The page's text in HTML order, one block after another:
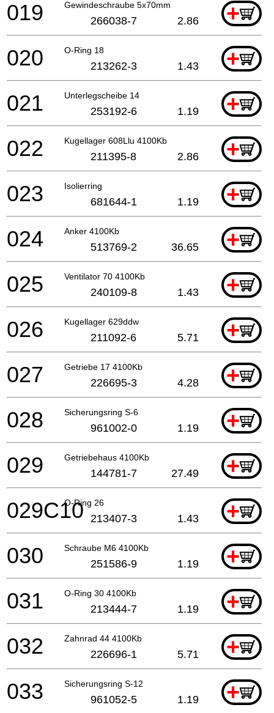
Gewindeschraube 5x70mm +
019 266038-7 2.86
O-Ring 18 +
020 213262-3 1.43
Unterlegscheibe 14 +
021 253192-6 1.19
Kugellager 608Llu 4100Kb +
022 211395-8 2.86
Isolierring +
023 681644-1 1.19
Anker 4100Kb +
024 513769-2 36.65
Ventilator 70 4100Kb +
025 240109-8 1.43
Kugellager 629ddw +
026 211092-6 5.71
Getriebe 17 4100Kb +
027 226695-3 4.28
Sicherungsring S-6 +
028 961002-0 1.19
Getriebehaus 4100Kb +
029 144781-7 27.49
O-Ring 26 +
029C10 213407-3 1.43
Schraube M6 4100Kb +
030 251586-9 1.19
O-Ring 30 4100Kb +
031 213444-7 1.19
Zahnrad 44 4100Kb +
032 226696-1 5.71
Sicherungsring S-12 +
033 961052-5 1.19